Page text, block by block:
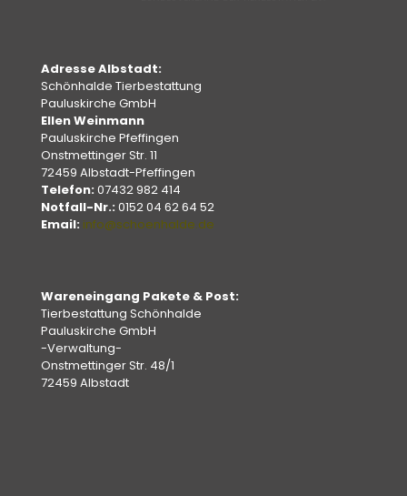
Adresse Albstadt:
Schönhalde Tierbestattung
Pauluskirche GmbH
Ellen Weinmann
Pauluskirche Pfeffingen
Onstmettinger Str. 11
72459 Albstadt-Pfeffingen
Telefon: 07432 982 414
Notfall-Nr.: 0152 04 62 64 52
Email: info@schoenhalde.de
Wareneingang Pakete & Post:
Tierbestattung Schönhalde
Pauluskirche GmbH
-Verwaltung-
Onstmettinger Str. 48/1
72459 Albstadt